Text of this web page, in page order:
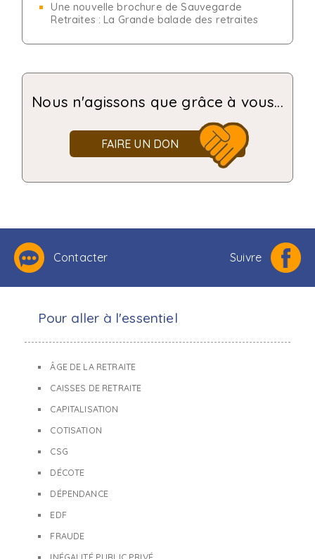
Une nouvelle brochure de Sauvegarde
Retraites : La Grande balade des retraites
Nous n'agissons que grâce à vous...
FAIRE UN DON
Contacter Suivre
Pour aller à l'essentiel
ÂGE DE LA RETRAITE
CAISSES DE RETRAITE
CAPITALISATION
COTISATION
CSG
DÉCOTE
DÉPENDANCE
EDF
FRAUDE